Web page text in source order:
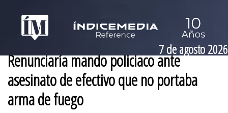
7 de agosto 2026
Renunciaría mando policiaco ante
asesinato de efectivo que no portaba
arma de fuego